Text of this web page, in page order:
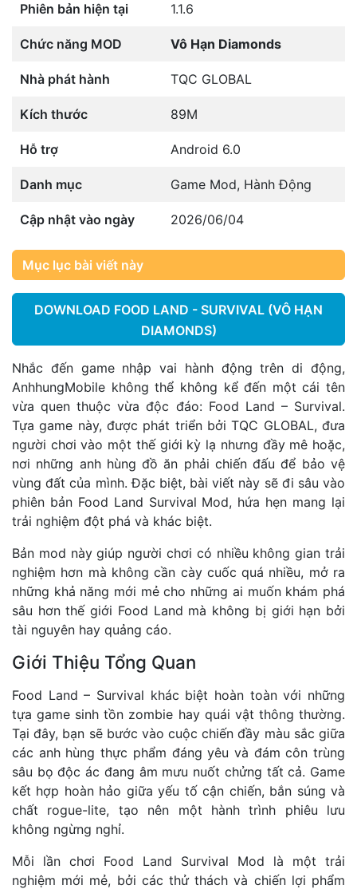
Phiên bản hiện tại 1.1.6
Chức năng MOD Vô Hạn Diamonds
Nhà phát hành TQC GLOBAL
Kích thước 89M
Hỗ trợ Android 6.0
Danh mục Game Mod, Hành Động
Cập nhật vào ngày 2026/06/04
Mục lục bài viết này
DOWNLOAD FOOD LAND - SURVIVAL (VÔ HẠN
DIAMONDS)
Nhắc đến game nhập vai hành động trên di động,
AnhhungMobile không thể không kể đến một cái tên
vừa quen thuộc vừa độc đáo: Food Land – Survival.
Tựa game này, được phát triển bởi TQC GLOBAL, đưa
người chơi vào một thế giới kỳ lạ nhưng đầy mê hoặc,
nơi những anh hùng đồ ăn phải chiến đấu để bảo vệ
vùng đất của mình. Đặc biệt, bài viết này sẽ đi sâu vào
phiên bản Food Land Survival Mod, hứa hẹn mang lại
trải nghiệm đột phá và khác biệt.
Bản mod này giúp người chơi có nhiều không gian trải
nghiệm hơn mà không cần cày cuốc quá nhiều, mở ra
những khả năng mới mẻ cho những ai muốn khám phá
sâu hơn thế giới Food Land mà không bị giới hạn bởi
tài nguyên hay quảng cáo.
Giới Thiệu Tổng Quan
Food Land – Survival khác biệt hoàn toàn với những
tựa game sinh tồn zombie hay quái vật thông thường.
Tại đây, bạn sẽ bước vào cuộc chiến đầy màu sắc giữa
các anh hùng thực phẩm đáng yêu và đám côn trùng
sâu bọ độc ác đang âm mưu nuốt chửng tất cả. Game
kết hợp hoàn hảo giữa yếu tố cận chiến, bắn súng và
chất rogue-lite, tạo nên một hành trình phiêu lưu
không ngừng nghỉ.
Mỗi lần chơi Food Land Survival Mod là một trải
nghiệm mới mẻ, bởi các thử thách và chiến lợi phẩm